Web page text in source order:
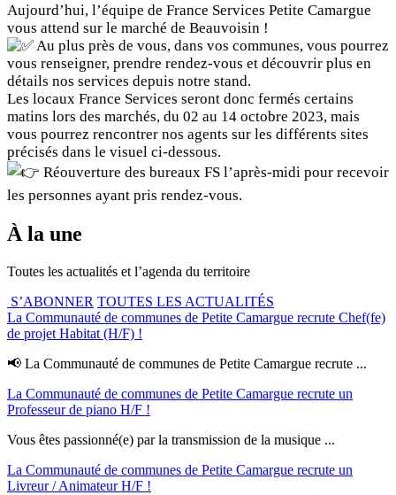
Aujourd’hui, l’équipe de France Services Petite Camargue
vous attend sur le marché de Beauvoisin !
Au plus près de vous, dans vos communes, vous pourrez
vous renseigner, prendre rendez-vous et découvrir plus en
détails nos services depuis notre stand.
Les locaux France Services seront donc fermés certains
matins lors des marchés, du 02 au 14 octobre 2023, mais
vous pourrez rencontrer nos agents sur les différents sites
précisés dans le visuel ci-dessous.
Réouverture des bureaux FS l’après-midi pour recevoir
les personnes ayant pris rendez-vous.
À la une
Toutes les actualités et l’agenda du territoire
S’ABONNER TOUTES LES ACTUALITÉS
La Communauté de communes de Petite Camargue recrute Chef(fe)
de projet Habitat (H/F) !
📢 La Communauté de communes de Petite Camargue recrute ...
La Communauté de communes de Petite Camargue recrute un
Professeur de piano H/F !
Vous êtes passionné(e) par la transmission de la musique ...
La Communauté de communes de Petite Camargue recrute un
Livreur / Animateur H/F !